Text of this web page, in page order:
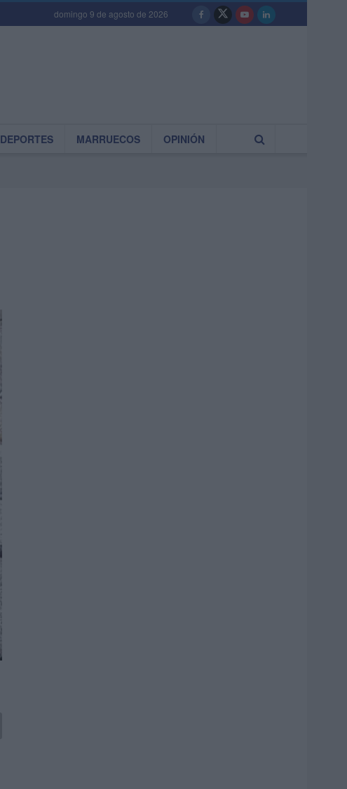
domingo 9 de agosto de 2026
DEPORTES MARRUECOS OPINIÓN